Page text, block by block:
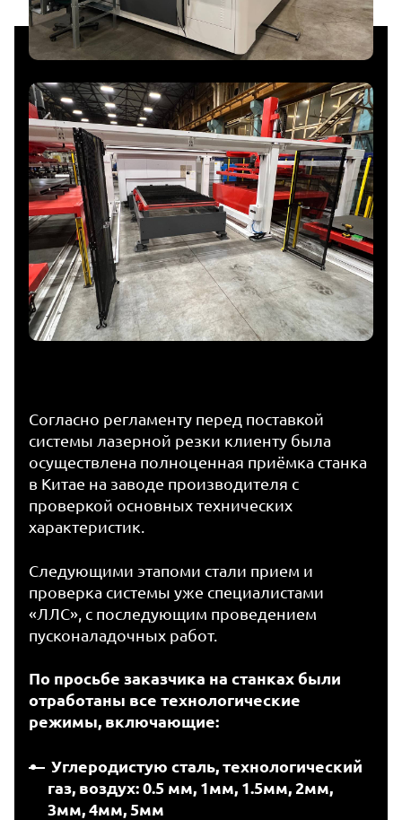
Согласно регламенту перед поставкой
системы лазерной резки клиенту была
осуществлена полноценная приёмка станка
в Китае на заводе производителя с
проверкой основных технических
характеристик.
Следующими этапоми стали прием и
проверка системы уже специалистами
«ЛЛС», с последующим проведением
пусконаладочных работ.
По просьбе заказчика на станках были
отработаны все технологические
режимы, включающие:
Углеродистую сталь, технологический
газ, воздух: 0.5 мм, 1мм, 1.5мм, 2мм,
3мм, 4мм, 5мм